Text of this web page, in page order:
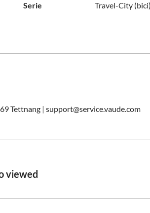
Serie Travel-City (bici)
Tettnang | support@service.vaude.com
viewed